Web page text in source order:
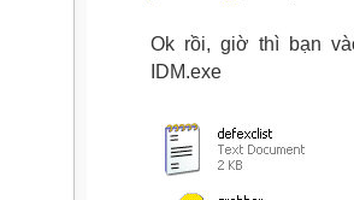
Ok rồi, giờ thì bạn
IDM.exe